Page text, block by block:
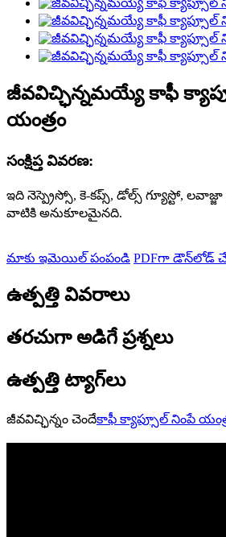
జీవవిచ్ఛిన్నమయ్యే కాఫీ
యంత్రం
సంక్షిప్త వివరణ:
ఇది నెస్ప్రెస్సో, కె-కప్స్, డోల్స్ గ్యూస్టో,
వాటికి అనుకూలమైనది.
మాకు ఇమెయిల్ పంపండి PDFగా డౌన్‌లోడ్
ఉత్పత్తి వివరాలు
తరచుగా అడిగే ప్రశ్నలు
ఉత్పత్తి ట్యాగ్‌లు
జీవవిచ్ఛిన్నం చెందేకాఫీ క్యాప్సూల్ నింపే